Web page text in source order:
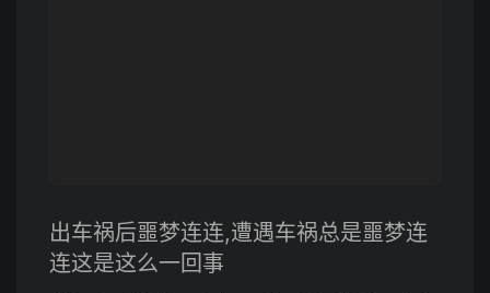
出车祸后噩梦连连,遭遇车祸总是噩梦连
连这是这么一回事